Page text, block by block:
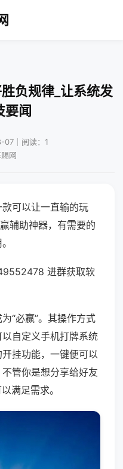
负规律_让系统发
要闻
07｜阅读：1
网
可以让一直输的玩
辅助神器，有需要的
进群获取软
“必赢”。其操作方式
自定义手机打牌系统
挂功能，一键便可以
管你是想分享给好友
满足需求。